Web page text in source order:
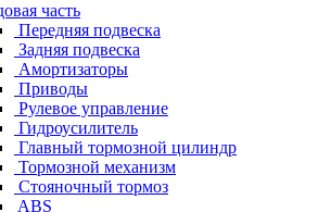
часть
Передняя подвеска
Задняя подвеска
Амортизаторы
Приводы
Рулевое управление
Гидроусилитель
Главный тормозной цилиндр
Тормозной механизм
Стояночный тормоз
ABS